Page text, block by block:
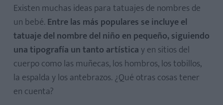
Existen muchas ideas para tatuajes de nombres de
un bebé. Entre las más populares se incluye el
tatuaje del nombre del niño en pequeño, siguiendo
una tipografía un tanto artísticay en sitios del
cuerpo como las muñecas, los hombros, los tobillos,
la espalda y los antebrazos. ¿Qué otras cosas tener
en cuenta?